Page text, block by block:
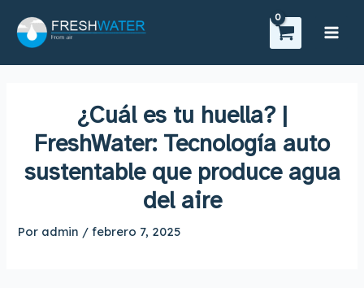
contenido
¿Cuál es tu huella? |
FreshWater: Tecnología auto
sustentable que produce agua
del aire
Por admin /febrero 7, 2025